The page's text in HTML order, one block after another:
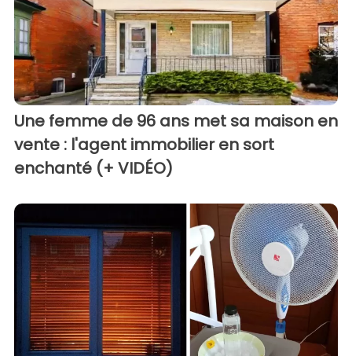
Une femme de 96 ans met sa maison en
vente : l'agent immobilier en sort
enchanté (+ VIDÉO)